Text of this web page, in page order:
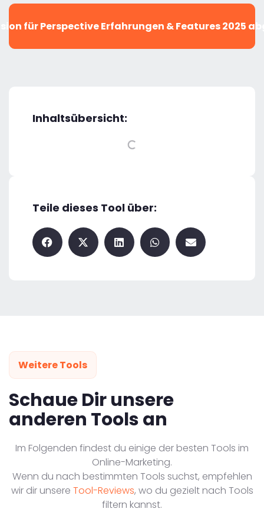
für Perspective Erfahrungen & Features 2025
Inhaltsübersicht:
Teile dieses Tool über:
Weitere Tools
Schaue Dir unsere
anderen Tools an
Im Folgenden findest du einige der besten Tools im
Online-Marketing.
Wenn du nach bestimmten Tools suchst, empfehlen
wir dir unsere Tool-Reviews, wo du gezielt nach Tools
filtern kannst.